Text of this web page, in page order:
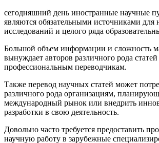
сегодняшний день иностранные научные
являются обязательными источниками для
исследований и целого ряда
Большой объем информации и сложность
вынуждает авторов различного рода
профессиональным переводчикам.
Также перевод научных статей может
различного рода организациям,
международный рынок или внедрить
разработки в свою деятельность.
Довольно часто требуется предоставить
научную работу в зарубежные